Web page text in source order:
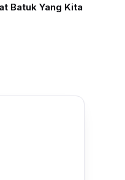
Batuk Yang Kita